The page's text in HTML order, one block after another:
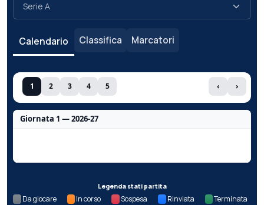
Calendario Classifica Marcatori
1 2 3 4 5 ‹ ›
Giornata 1 — 2026-27
Legenda stati partita
Da giocare In corso Sospesa Rinviata Terminata